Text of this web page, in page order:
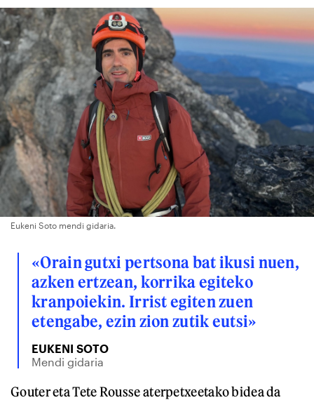
Eukeni Soto mendi gidaria.
«Orain gutxi pertsona bat ikusi nuen,
azken ertzean, korrika egiteko
kranpoiekin. Irrist egiten zuen
etengabe, ezin zion zutik eutsi»
EUKENI SOTO
Mendi gidaria
Gouter eta Tete Rousse aterpetxeetako bidea da